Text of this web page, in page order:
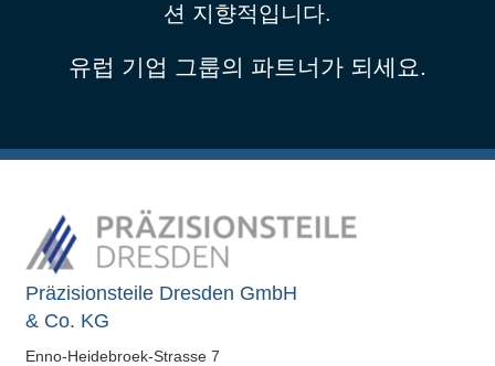
션 지향적입니다.
유럽 기업 그룹의 파트너가 되세요.
Präzisionsteile Dresden GmbH
& Co. KG
Enno-Heidebroek-Strasse 7